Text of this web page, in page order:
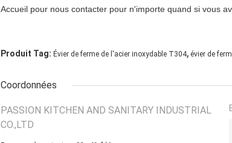
Accueil pour nous contacter pour n'importe quand si vous
Produit Tag: Évier de ferme de l'acier inoxydable T304, évier de
Coordonnées
PASSION KITCHEN AND SANITARY INDUSTRIAL
CO.,LTD